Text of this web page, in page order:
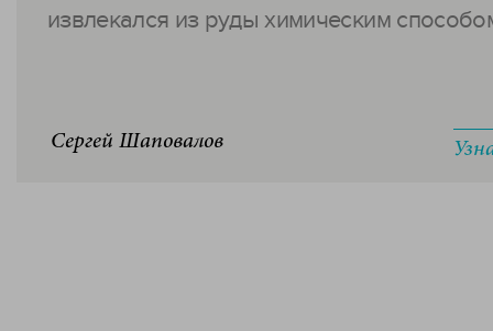
извлекался из руды химическим
Сергей Шаповалов